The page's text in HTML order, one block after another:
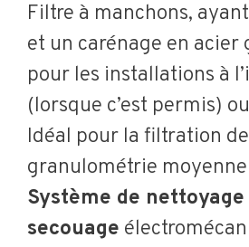
Filtre à manchons,
et un carénage en acier
pour les installations à
(lorsque c’est permis)
Idéal pour la filtration
granulométrie
Système de
secouage